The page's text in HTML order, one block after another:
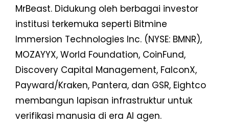
MrBeast. Didukung oleh berbagai investor
institusi terkemuka seperti Bitmine
Immersion Technologies Inc. (NYSE: BMNR),
MOZAYYX, World Foundation, CoinFund,
Discovery Capital Management, FalconX,
Payward/Kraken, Pantera, dan GSR, Eightco
membangun lapisan infrastruktur untuk
verifikasi manusia di era AI agen.